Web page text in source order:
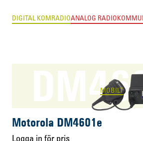
DIGITAL KOMRADIOANALOG
MOBILT
Motorola DM4601e
Logga in för pris